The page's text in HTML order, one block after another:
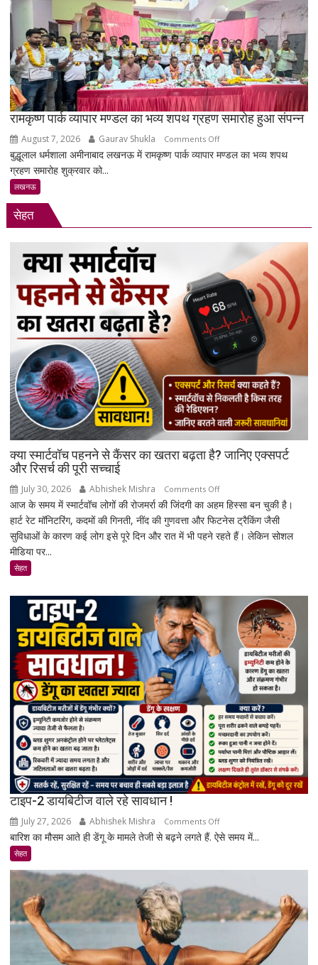
21वीं
सदी
का
नशा’,
रोजगार
को
लेकर
सरकार
रामकृष्ण पार्क व्यापार मण्डल का भव्य शपथ ग्रहण समारोह हुआ संपन्न
August 7, 2026 Gaurav Shukla Comments Offon
रामकृष्ण
समारोह
संपन्न
बुद्धूलाल धर्मशाला अमीनाबाद लखनऊ में रामकृष्ण पार्क व्यापार मण्डल का भव्य शपथ
ग्रहण समारोह शुक्रवार को...
लखनऊ
सेहत
क्या स्मार्टवॉच पहनने से कैंसर का खतरा बढ़ता है? जानिए एक्सपर्ट
और रिसर्च की पूरी सच्चाई
July 30, 2026 Abhishek Mishra Comments Offon
क्या
स्मार्टवॉच
पहनने
खतरा
जानिए
एक्सपर्ट
और
रिसर्च
की
पूरी
सच्चाई
आज के समय में स्मार्टवॉच लोगों की रोजमर्रा की जिंदगी का अहम हिस्सा बन चुकी है।
हार्ट रेट मॉनिटरिंग, कदमों की गिनती, नींद की गुणवत्ता और फिटनेस ट्रैकिंग जैसी
सुविधाओं के कारण कई लोग इसे पूरे दिन और रात में भी पहने रहते हैं। लेकिन सोशल
मीडिया पर...
सेहत
टाइप-2 डायबिटीज वाले रहे सावधान !
July 27, 2026 Abhishek Mishra Comments Offon
टाइप-2
वाले
सावधान
!
बारिश का मौसम आते ही डेंगू के मामले तेजी से बढ़ने लगते हैं. ऐसे समय में...
सेहत